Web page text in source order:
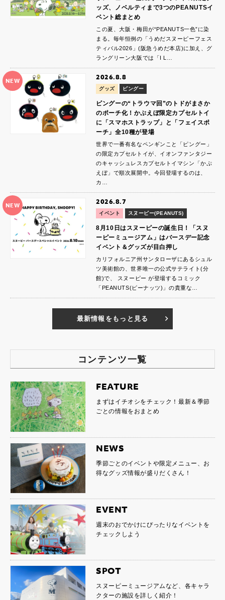
ッズ、ノベルティまで3つのPEANUTSイ
ベント総まとめ
この夏、大阪・梅田が“PEANUTS一色”に染
まる。毎年恒例の「うめだスヌーピーフェス
ティバル2026」(阪急うめだ本店)に加え、グ
ラングリーン大阪では「I L…
NEW 2026.8.8
グッズ ピングー
ピングーの“トラウマ回”のトドがまさか
のポーチ化！かぷえぼ限定カプセルトイ
に「スマホストラップ」と「フェイスポ
ーチ」全10種が登場
世界で一番有名なペンギンこと「ピングー」
の限定カプセルトイが、イオンファンタジー
のキャッシュレスカプセルトイマシン「かぷ
えぼ」で順次展開中。今回登場するのは、
カ…
NEW 2026.8.7
イベント スヌーピー(PEANUTS)
8月10日はスヌーピーの誕生日！「スヌ
ーピーミュージアム」はバースデー記念
イベント＆グッズが目白押し
カリフォルニア州サンタローザにあるシュル
ツ美術館の、世界唯一の公式サテライト(分
館)で、 スヌーピー が登場するコミック
「PEANUTS(ピーナッツ)」の貴重な…
最新情報をもっと見る
コンテンツ一覧
FEATURE
まずはイチオシをチェック！最新＆季節
ごとの情報をおまとめ
NEWS
季節ごとのイベントや限定メニュー、お
得なグッズ情報が盛りだくさん！
EVENT
週末のおでかけにぴったりなイベントを
チェックしよう
SPOT
スヌーピーミュージアムなど、各キャラ
クターの施設を詳しく紹介！